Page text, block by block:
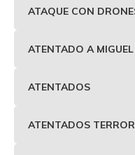
ATAQUE CON
ATENTADO A
ATENTADOS
ATENTADOS